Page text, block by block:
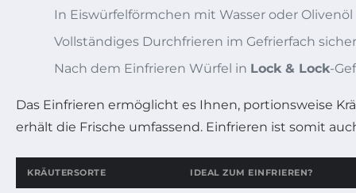
In Eiswürfelförmchen mit Wasser oder
Vollständiges Durchfrieren im Gefrierfach
Nach dem Einfrieren Würfel in Lock & Lock-
Das Einfrieren ermöglicht es Ihnen, portionsweise
erhält die Frische umfassend. Einfrieren ist somit
KRÄUTERSORTE IDEAL ZUM EINFRIEREN?